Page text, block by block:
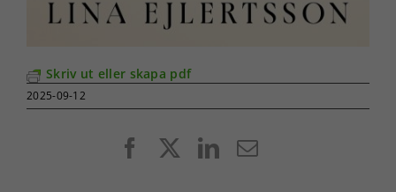
Skriv ut eller skapa pdf
2025-09-12
FacebookLinkedIn
E-